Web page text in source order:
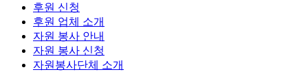
후원 신청
후원 업체 소개
자원 봉사 안내
자원 봉사 신청
자원봉사단체 소개